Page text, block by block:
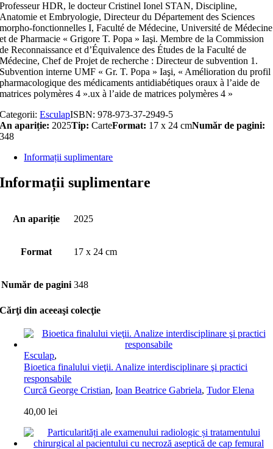
Professeur HDR, le docteur Cristinel Ionel STAN, Discipline,
Anatomie et Embryologie, Directeur du Département des Sciences
morpho-fonctionnelles I, Faculté de Médecine, Université de Médecine
et de Pharmacie « Grigore T. Popa » Iaşi. Membre de la Commission
de Reconnaissance et d’Équivalence des Études de la Faculté de
Médecine, Chef de Projet de recherche : Directeur de subvention 1.
Subvention interne UMF « Gr. T. Popa » Iaşi, « Amélioration du profil
pharmacologique des médicaments antidiabétiques oraux à l’aide de
matrices polymères 4 ».ux à l’aide de matrices polymères 4 »
Categorii:EsculapISBN:978-973-37-2949-5
An apariție: 2025Tip: CarteFormat: 17 x 24 cmNumăr de pagini:
348
Informații suplimentare
Informații suplimentare
An apariție 2025
Format 17 x 24 cm
Număr de pagini 348
Cărţi din aceeaşi colecţie
Esculap,
Bioetica finalului vieţii. Analize interdisciplinare şi practici
responsabile
Curcă George Cristian,Ioan Beatrice Gabriela,Tudor Elena
40,00lei